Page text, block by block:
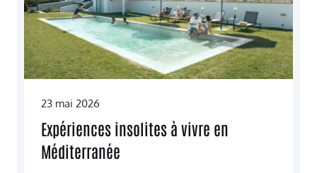
23 mai 2026
Expériences insolites à vivre en
Méditerranée